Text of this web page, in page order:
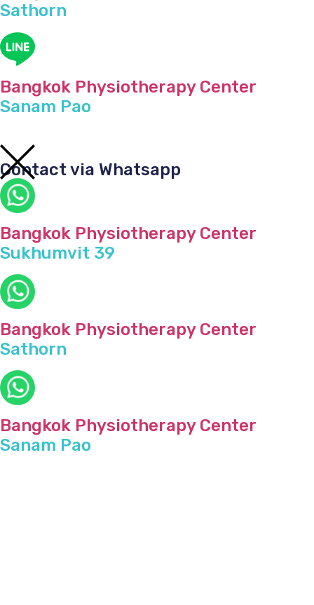
Sathorn
Bangkok Physiotherapy Center
Sanam Pao
Contact via Whatsapp
Bangkok Physiotherapy Center
Sukhumvit 39
Bangkok Physiotherapy Center
Sathorn
Bangkok Physiotherapy Center
Sanam Pao